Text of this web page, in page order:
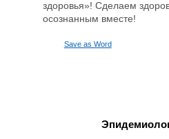
здоровья»! Сделаем
осознанным вместе!
Save as Word